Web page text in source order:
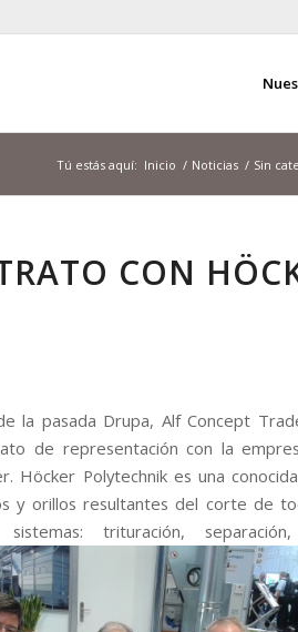
Tú estás aquí: Inicio / Noticias / Sin
CON
la pasada Drupa, Alf Concept
de representación con la
Höcker Polytechnik es una
y orillos resultantes del corte de
trituración,